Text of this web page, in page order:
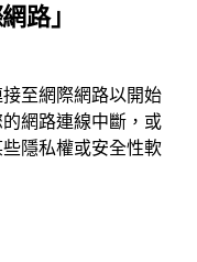
路」
至網際網路以開始
網路連線中斷，或
隱私權或安全性軟